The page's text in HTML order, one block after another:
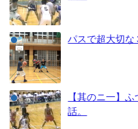
パスで超大切な
【其のニ一】
話。